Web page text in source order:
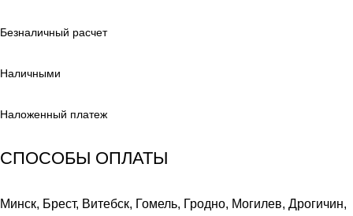
Безналичный расчет
Наличными
Наложенный платеж
СПОСОБЫ ОПЛАТЫ
Минск, Брест, Витебск, Гомель, Гродно, Могилев, Дрогичин,